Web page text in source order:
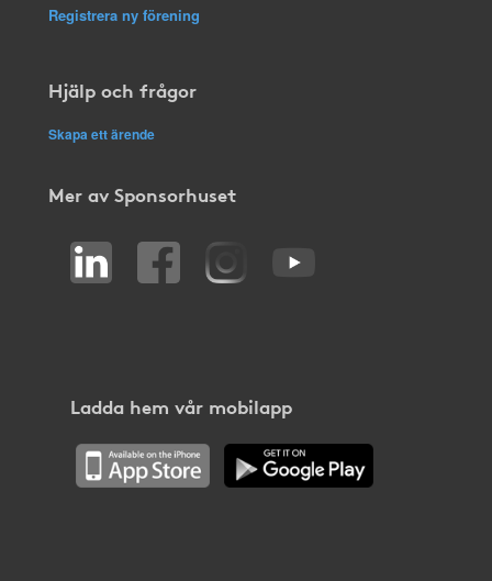
Registrera ny förening
Hjälp och frågor
Skapa ett ärende
Mer av Sponsorhuset
Ladda hem vår mobilapp